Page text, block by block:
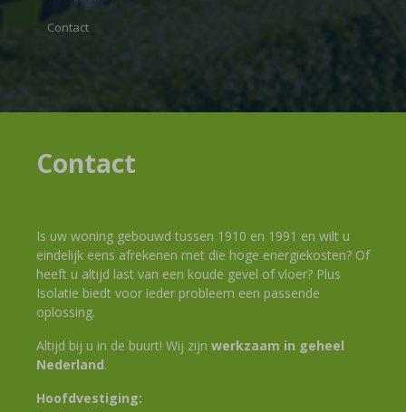
Contact
Contact
Is uw woning gebouwd tussen 1910 en 1991 en wilt u
eindelijk eens afrekenen met die hoge energiekosten? Of
heeft u altijd last van een koude gevel of vloer? Plus
Isolatie biedt voor ieder probleem een passende
oplossing.
Altijd bij u in de buurt! Wij zijn werkzaam in geheel
Nederland.
Hoofdvestiging: